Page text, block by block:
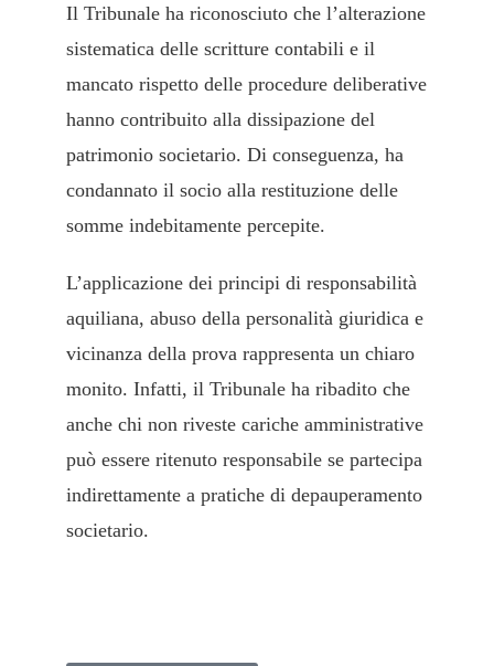
Il Tribunale ha riconosciuto che l’alterazione
sistematica delle scritture contabili e il
mancato rispetto delle procedure deliberative
hanno contribuito alla dissipazione del
patrimonio societario. Di conseguenza, ha
condannato il socio alla restituzione delle
somme indebitamente percepite.
L’applicazione dei principi di responsabilità
aquiliana, abuso della personalità giuridica e
vicinanza della prova rappresenta un chiaro
monito. Infatti, il Tribunale ha ribadito che
anche chi non riveste cariche amministrative
può essere ritenuto responsabile se partecipa
indirettamente a pratiche di depauperamento
societario.